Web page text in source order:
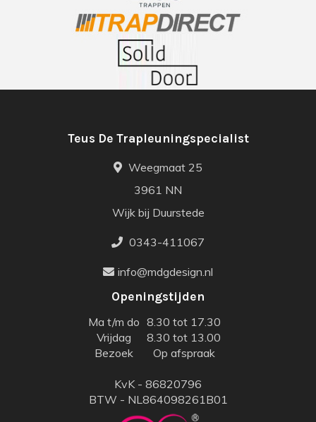
Teus De Trapleuningspecialist
Weegmaat 25
3961 NN
Wijk bij Duurstede
0343-411067
info@mdgdesign.nl
Openingstijden
Ma t/m do 8.30 tot 17.30
Vrijdag
8.30 tot 13.00
Bezoek
Op afspraak
KvK - 86820796
BTW - NL864098261B01